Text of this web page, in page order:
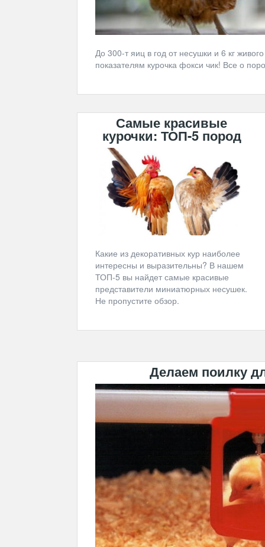
До 300-т яиц в год от несушки и 6 кг
показателям курочка фокси чик! Все о
Самые красивые
курочки: ТОП-5 пород
Какие из декоративных кур наиболее
интересны и выразительны? В нашем
ТОП-5 вы найдет самые красивые
представители миниатюрных несушек.
Не пропустите обзор.
Делаем поилку